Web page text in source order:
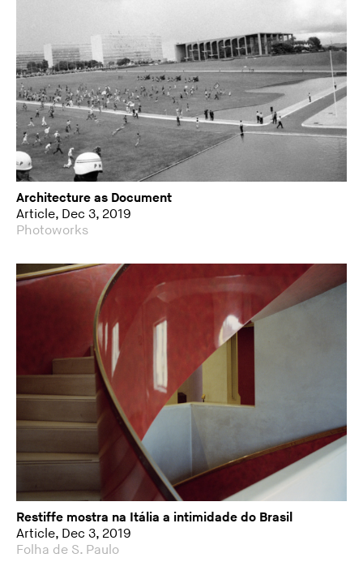
Architecture as Document
Article, Dec 3, 2019
Photoworks
Restiffe mostra na Itália a intimidade do Brasil
Article, Dec 3, 2019
Folha de S. Paulo